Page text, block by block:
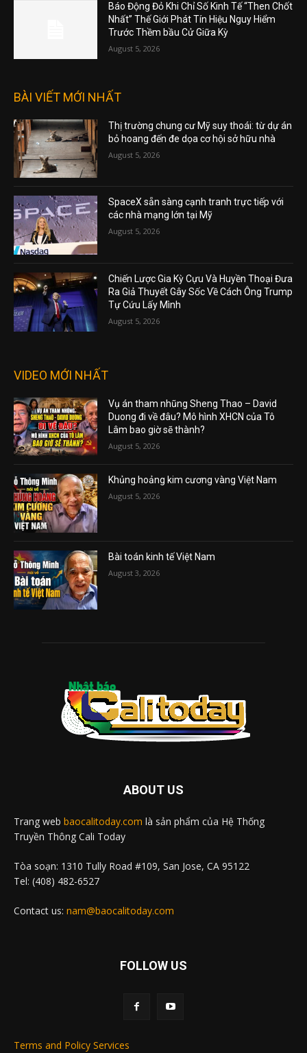
Báo Động Đỏ Khi Chỉ Số Kinh Tế “Then Chốt
Nhất” Thế Giới Phát Tín Hiệu Nguy Hiểm
Trước Thềm bầu Cử Giữa Kỳ
August 5, 2026
BÀI VIẾT MỚI NHẤT
Thị trường chung cư Mỹ suy thoái: từ dự án
bỏ hoang đến đe dọa cơ hội sở hữu nhà
August 5, 2026
SpaceX sẵn sàng cạnh tranh trực tiếp với
các nhà mạng lớn tại Mỹ
August 5, 2026
Chiến Lược Gia Kỳ Cựu Và Huyền Thoại Đưa
Ra Giả Thuyết Gây Sốc Về Cách Ông Trump
Tự Cứu Lấy Mình
August 5, 2026
VIDEO MỚI NHẤT
Vụ án tham nhũng Sheng Thao – David
Duong đi về đâu? Mô hình XHCN của Tô
Lâm bao giờ sẽ thành?
August 5, 2026
Khủng hoảng kim cương vàng Việt Nam
August 5, 2026
Bài toán kinh tế Việt Nam
August 3, 2026
ABOUT US
Trang web baocalitoday.com là sản phẩm của Hệ Thống
Truyền Thông Cali Today
Tòa soạn: 1310 Tully Road #109, San Jose, CA 95122
Tel: (408) 482-6527
Contact us: nam@baocalitoday.com
FOLLOW US
Terms and Policy Services